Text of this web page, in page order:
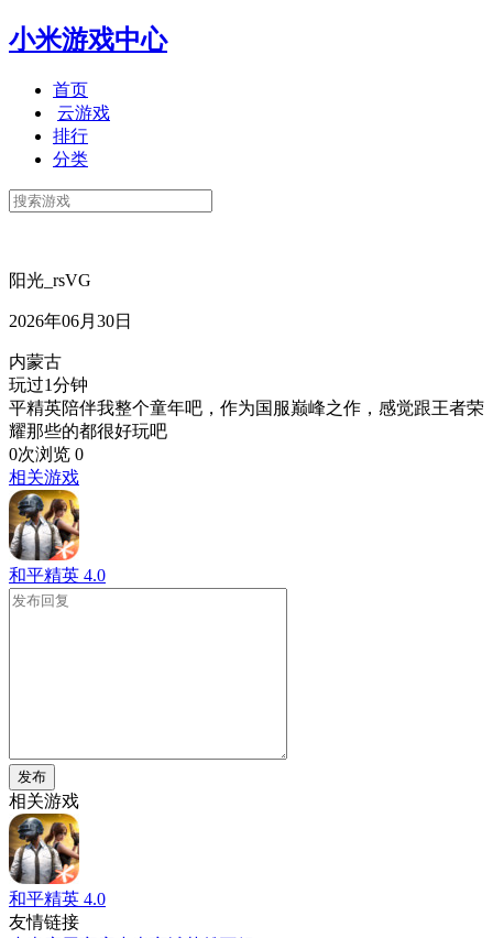
小米游戏中心
首页
云游戏
排行
分类
阳光_rsVG
2026年06月30日
内蒙古
玩过1分钟
平精英陪伴我整个童年吧，作为国服巅峰之作，感觉跟王者荣
耀那些的都很好玩吧
0次浏览 0
相关游戏
和平精英 4.0
发布
相关游戏
和平精英 4.0
友情链接